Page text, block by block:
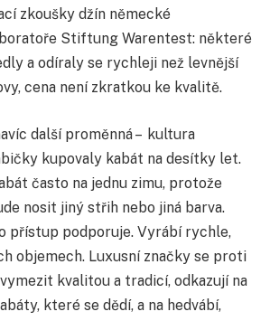
zkoušky džín německé
Stiftung Warentest: některé
a odíraly se rychleji než levnější
cena není zkratkou ke kvalitě.
další proměnná – kultura
kupovaly kabát na desítky let.
často na jednu zimu, protože
nosit jiný střih nebo jiná barva.
přístup podporuje. Vyrábí rychle,
objemech. Luxusní značky se proti
kvalitou a tradicí, odkazují na
které se dědí, a na hedvábí,